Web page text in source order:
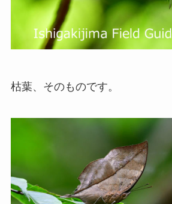
枯葉、そのものです。